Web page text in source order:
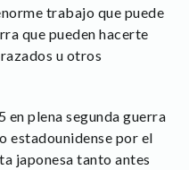
trabajo que puede
que pueden hacerte
u otros
en plena segunda guerra
estadounidense por el
japonesa tanto antes